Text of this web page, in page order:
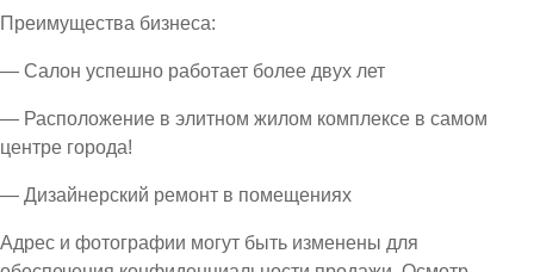
Преимущества бизнеса:
— Салон успешно работает более двух лет
— Расположение в элитном жилом комплексе в самом
центре города!
— Дизайнерский ремонт в помещениях
Адрес и фотографии могут быть изменены для